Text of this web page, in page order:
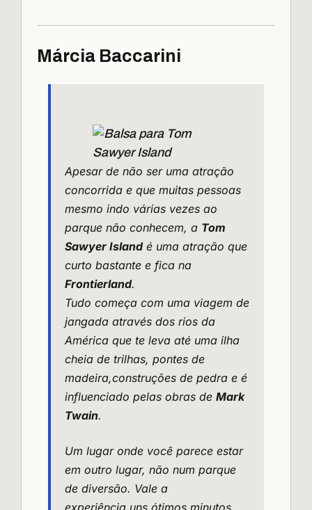
Márcia Baccarini
Apesar de não ser uma atração
concorrida e que muitas pessoas
mesmo indo várias vezes ao
parque não conhecem, a Tom
Sawyer Islandé uma atração que
curto bastante e fica na
Frontierland.
Tudo começa com uma viagem de
jangada através dos rios da
América que te leva até uma ilha
cheia de trilhas, pontes de
madeira,construções de pedra e é
influenciado pelas obras de Mark
Twain.
Um lugar onde você parece estar
em outro lugar, não num parque
de diversão. Vale a
experiência,uns ótimos minutos